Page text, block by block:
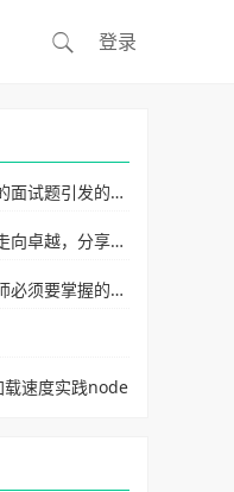
登录
面试题引发的讨
向卓越，分享大
必须要掌握的
速度实践node